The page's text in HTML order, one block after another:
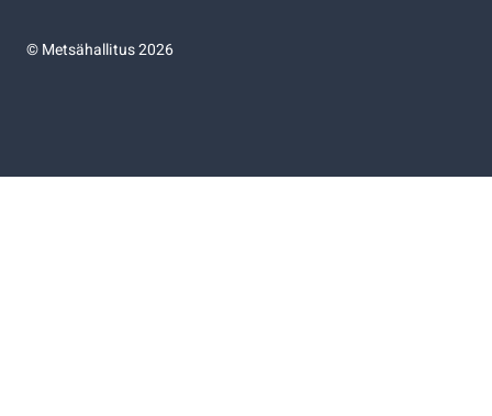
©Metsähallitus 2026